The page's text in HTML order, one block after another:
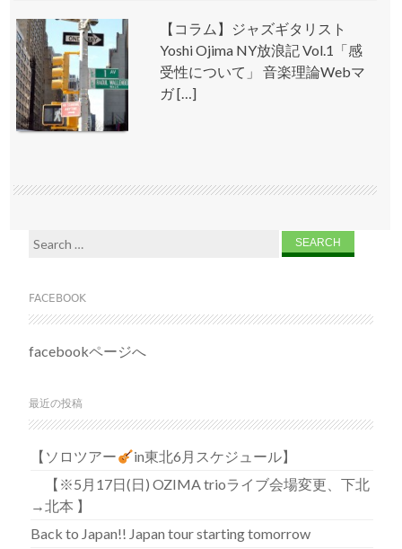
【コラム】ジャズギタリスト
Yoshi Ojima NY放浪記 Vol.1「感
受性について」 音楽理論Webマ
ガ […]
Search for:
FACEBOOK
facebookページへ
最近の投稿
【ソロツアー
in東北6月スケジュール】
【※5月17日(日) OZIMA trioライブ会場変更、下北
→北本 】
Back to Japan!! Japan tour starting tomorrow